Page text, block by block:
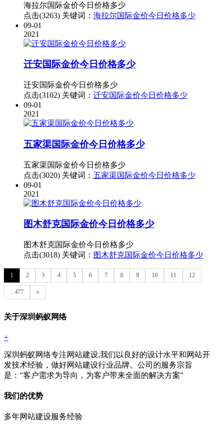
海拉尔国际金价今日价格多少
点击(3263) 关键词： 海拉尔国际金价今日价格多少
09-01
2021
迁安国际金价今日价格多少
迁安国际金价今日价格多少
点击(3102) 关键词： 迁安国际金价今日价格多少
09-01
2021
五家渠国际金价今日价格多少
五家渠国际金价今日价格多少
点击(3020) 关键词： 五家渠国际金价今日价格多少
09-01
2021
图木舒克国际金价今日价格多少
图木舒克国际金价今日价格多少
点击(3018) 关键词： 图木舒克国际金价今日价格多少
1 2 3 4 5 6 7 8 9 10 11 12
...477 »
关于深圳蚂蚁网络
+
深圳蚂蚁网络专注网站建设,我们以良好的设计水平和网站开
发技术经验，做好网站建设行业品牌。公司的服务宗旨
是："客户需求为导向，为客户带来全面的解决方案"
我们的优势
多年网站建设服务经验